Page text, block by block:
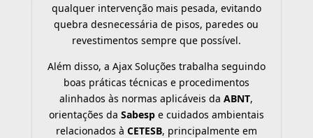
qualquer intervenção mais pesada, evitando
quebra desnecessária de pisos, paredes ou
revestimentos sempre que possível.
Além disso, a Ajax Soluções trabalha seguindo
boas práticas técnicas e procedimentos
alinhados às normas aplicáveis daABNT,
orientações da Sabespe cuidados ambientais
relacionados à CETESB, principalmente em